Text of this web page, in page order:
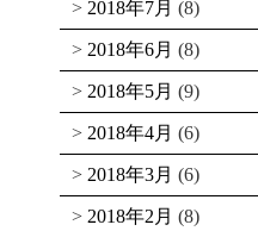
2018年7月 (8)
2018年6月 (8)
2018年5月 (9)
2018年4月 (6)
2018年3月 (6)
2018年2月 (8)